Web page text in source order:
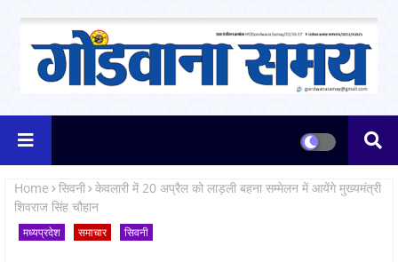
Home सिवनी केवलारी में 20 अप्रैल को लाड़ली बहना सम्मेलन में आयेंगे मुख्यमंत्री
शिवराज सिंह चौहान
मध्यप्रदेश समाचार सिवनी